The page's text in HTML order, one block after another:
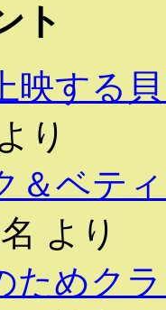
ト
映する
より
＆ベテ
より
ためク